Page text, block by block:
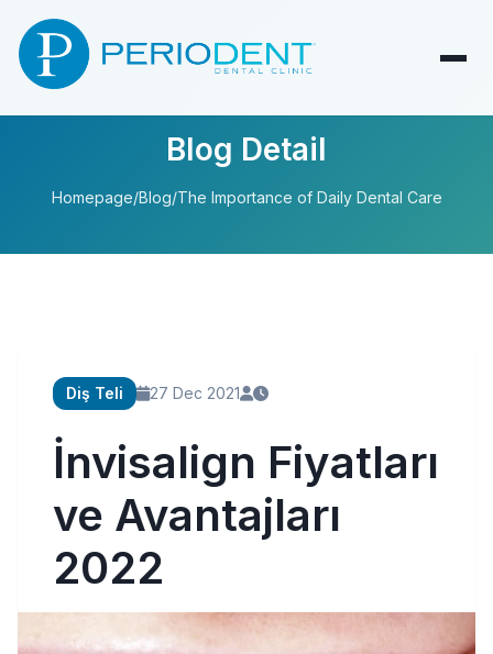
Blog Detail
Homepage/Blog/The Importance of Daily Dental Care
Diş Teli 27 Dec 2021
İnvisalign Fiyatları
ve Avantajları
2022